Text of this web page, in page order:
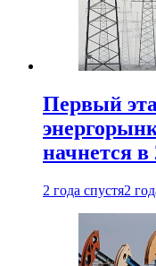
Первый
начнется в
2 года спустя2